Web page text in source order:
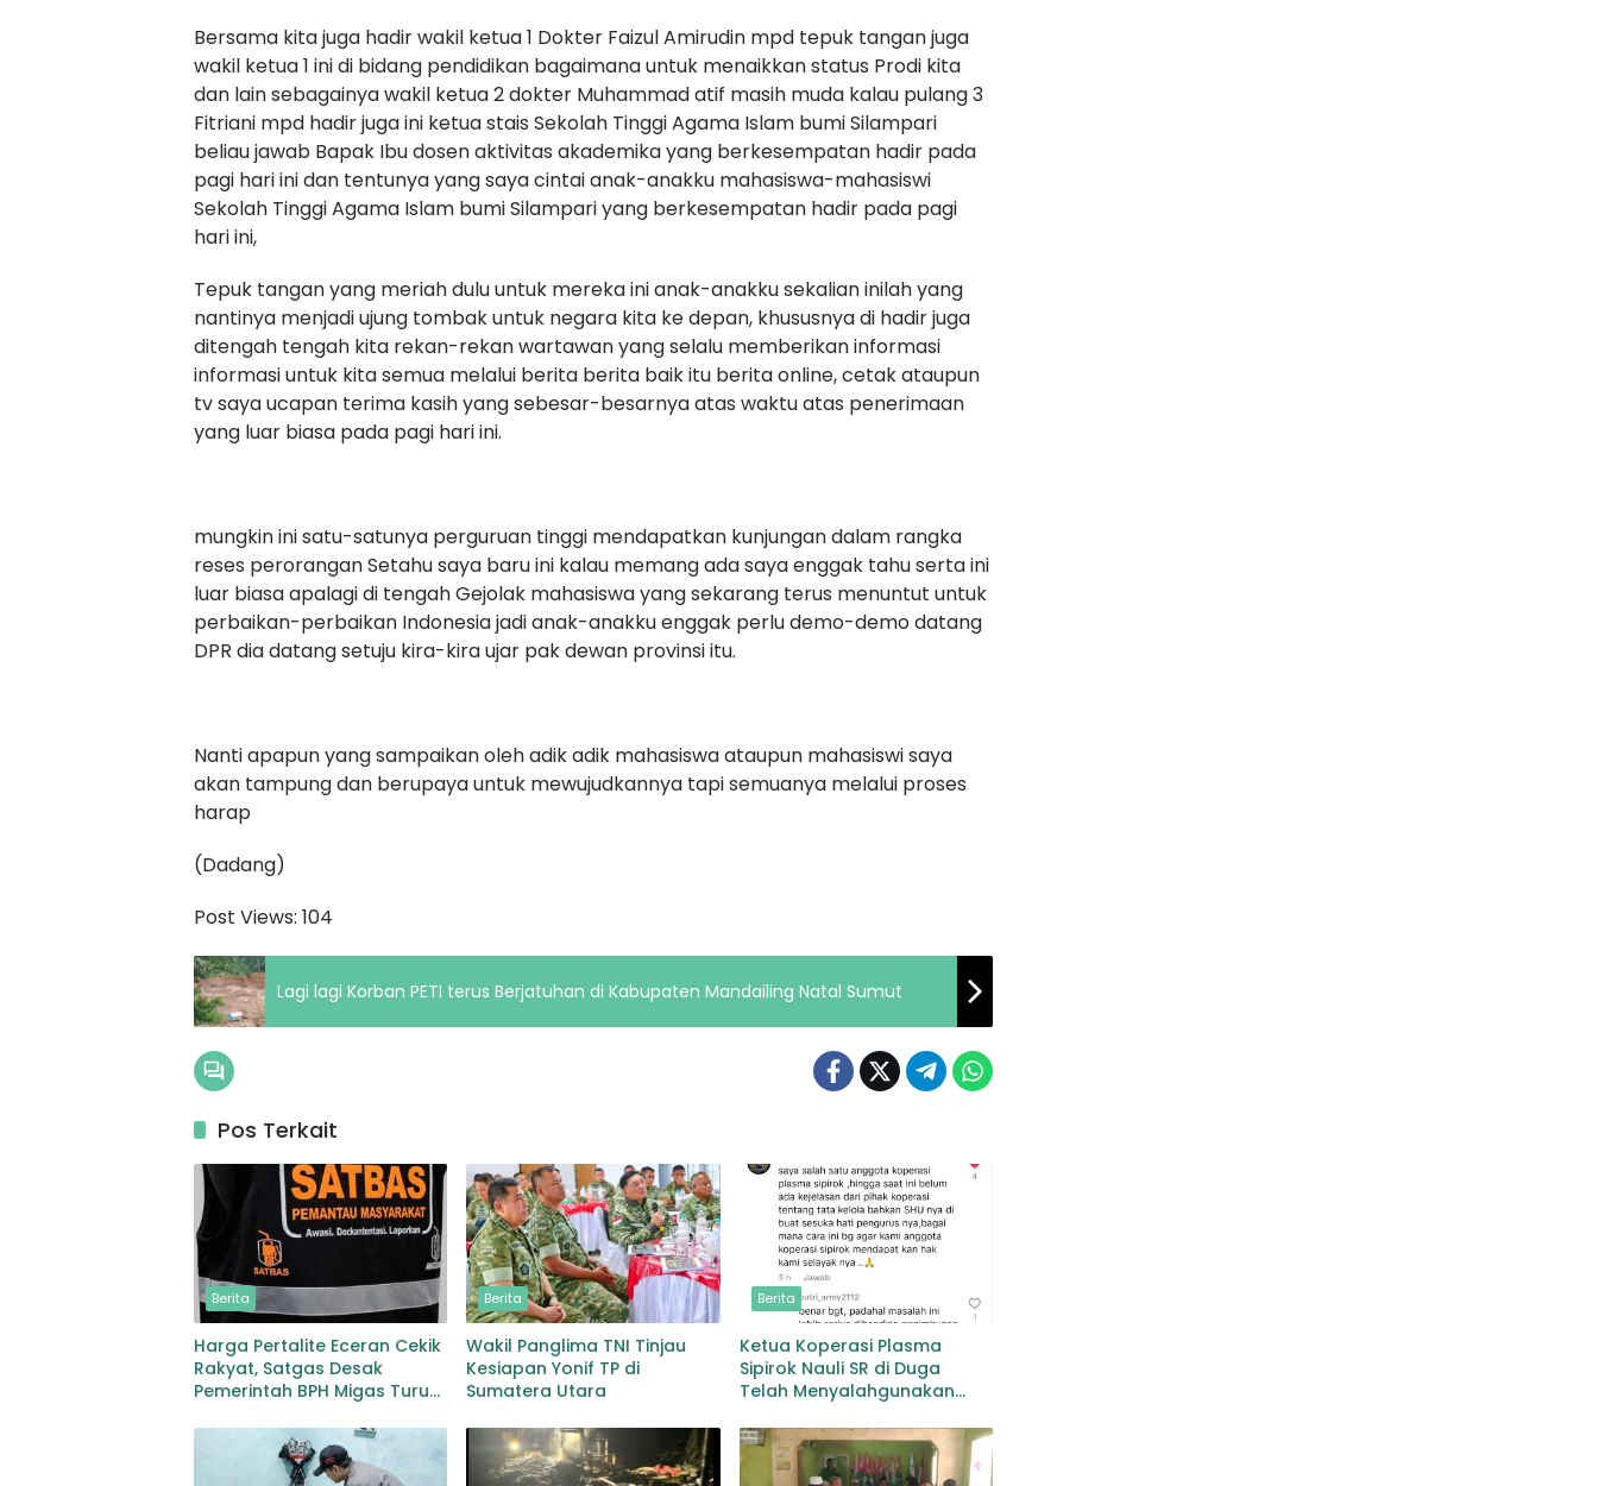
Bersama kita juga hadir wakil ketua 1 Dokter Faizul Amirudin mpd tepuk tangan juga
wakil ketua 1 ini di bidang pendidikan bagaimana untuk menaikkan status Prodi kita
dan lain sebagainya wakil ketua 2 dokter Muhammad atif masih muda kalau pulang 3
Fitriani mpd hadir juga ini ketua stais Sekolah Tinggi Agama Islam bumi Silampari
beliau jawab Bapak Ibu dosen aktivitas akademika yang berkesempatan hadir pada
pagi hari ini dan tentunya yang saya cintai anak-anakku mahasiswa-mahasiswi
Sekolah Tinggi Agama Islam bumi Silampari yang berkesempatan hadir pada pagi
hari ini,
Tepuk tangan yang meriah dulu untuk mereka ini anak-anakku sekalian inilah yang
nantinya menjadi ujung tombak untuk negara kita ke depan, khususnya di hadir juga
ditengah tengah kita rekan-rekan wartawan yang selalu memberikan informasi
informasi untuk kita semua melalui berita berita baik itu berita online, cetak ataupun
tv saya ucapan terima kasih yang sebesar-besarnya atas waktu atas penerimaan
yang luar biasa pada pagi hari ini.
mungkin ini satu-satunya perguruan tinggi mendapatkan kunjungan dalam rangka
reses perorangan Setahu saya baru ini kalau memang ada saya enggak tahu serta ini
luar biasa apalagi di tengah Gejolak mahasiswa yang sekarang terus menuntut untuk
perbaikan-perbaikan Indonesia jadi anak-anakku enggak perlu demo-demo datang
DPR dia datang setuju kira-kira ujar pak dewan provinsi itu.
Nanti apapun yang sampaikan oleh adik adik mahasiswa ataupun mahasiswi saya
akan tampung dan berupaya untuk mewujudkannya tapi semuanya melalui proses
harap
(Dadang)
Post Views: 104
Lagi lagi Korban PETI terus Berjatuhan di Kabupaten Mandailing Natal Sumut
Pos Terkait
Berita
Harga Pertalite Eceran Cekik
Rakyat, Satgas Desak
Pemerintah BPH Migas Turun
Berita
Wakil Panglima TNI Tinjau
Kesiapan Yonif TP di
Sumatera Utara
Berita
Ketua Koperasi Plasma
Sipirok Nauli SR di Duga
Telah Menyalahgunakan